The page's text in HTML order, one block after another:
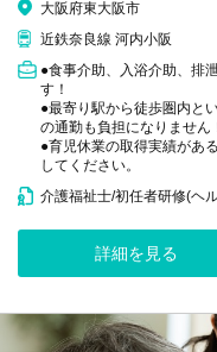
大阪府東大阪市
近鉄奈良線 河内小阪
●食事介助、入浴介助、排
す！
●最寄り駅から徒歩圏内と
の通勤も負担になりません
●育児休業の取得実績があ
してください。
介護福祉士/初任者研修(ヘ
詳細を見る